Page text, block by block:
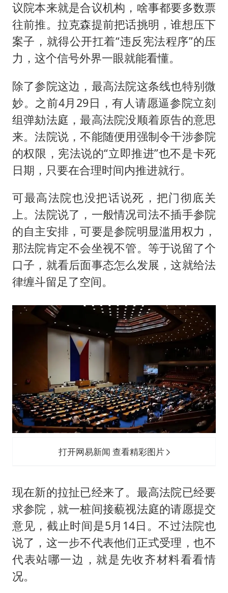
议院本来就是合议机构，啥事都要多数票
往前推。拉克森提前把话挑明，谁想压下
案子，就得公开扛着“违反宪法程序”的压
力，这个信号外界一眼就能看懂。
除了参院这边，最高法院这条线也特别微
妙。之前4月29日，有人请愿逼参院立刻
组弹劾法庭，最高法院没顺着原告的意思
来。法院说，不能随便用强制令干涉参院
的权限，宪法说的“立即推进”也不是卡死
日期，只要在合理时间内推进就行。
可最高法院也没把话说死，把门彻底关
上。法院说了，一般情况司法不插手参院
的自主安排，可要是参院明显滥用权力，
那法院肯定不会坐视不管。等于说留了个
口子，就看后面事态怎么发展，这就给法
律缠斗留足了空间。
打开网易新闻 查看精彩图片
现在新的拉扯已经来了。最高法院已经要
求参院，就一桩间接藐视法庭的请愿提交
意见，截止时间是5月14日。不过法院也
说了，这一步不代表他们正式受理，也不
代表站哪一边，就是先收齐材料看看情
况。